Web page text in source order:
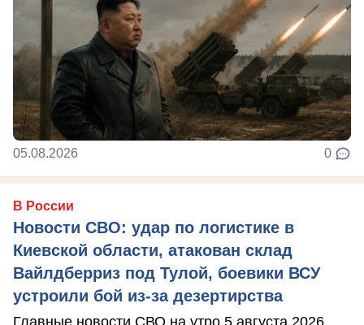
05.08.2026 0
В России
Новости СВО: удар по логистике в
Киевской области, атакован склад
Вайлдберриз под Тулой, боевики ВСУ
устроили бой из-за дезертирства
Главные новости СВО на утро 5 августа 2026